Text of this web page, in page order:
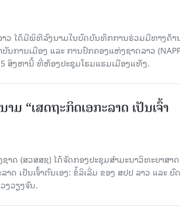
າວ ໄດ້ມີພິທີລົງນາມໃນບົດບັນທຶກການຮ່ວມມືທາງດ້າ
ນການເມືອງ ແລະ ການປົກຄອງແຫ່ງຊາດລາວ
ສິງຫານີ້ ທີ່ຫ້ອງປະຊຸມໂຮມແຮມເມືອງແທັງ.
ມ “ເສດຖະກິດເອກະລາດ ເປັນເຈົ້າ
າດ (ສວສສຊ) ໄດ້ຈັດກອງປະຊຸມສຳມະນາວິທະຍາສາດ
ດ ເປັນເຈົ້າຕົນເອງ: ຂໍ້ລິເລີ່ມ ຂອງ ສປປ ລາວ ແລະ ບົ
ງວຽງຈັນ.